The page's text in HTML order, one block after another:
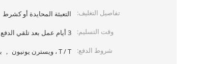
تفاصيل التغليف:
التعبئة المحايدة أو كشرط
وقت التسليم:
3 أيام عمل بعد تلقي الدفع
شروط الدفع:
T / T ، ويسترن يونيون ， باي بال ، موني جرام